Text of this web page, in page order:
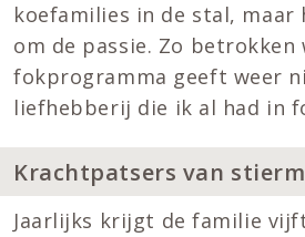
koefamilies in de stal, maar
om de passie. Zo
fokprogramma geeft weer
liefhebberij die ik al had in
Krachtpatsers van
Jaarlijks krijgt de familie